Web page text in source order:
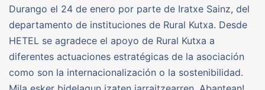
Durango el 24 de enero por parte de Iratxe Sainz, del
departamento de instituciones de Rural Kutxa. Desde
HETEL se agradece el apoyo de Rural Kutxa a
diferentes actuaciones estratégicas de la asociación
como son la internacionalización o la sostenibilidad.